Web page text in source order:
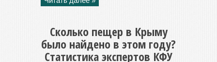
Сколько пещер в Крыму
было найдено в этом году?
Статистика экспертов КФУ